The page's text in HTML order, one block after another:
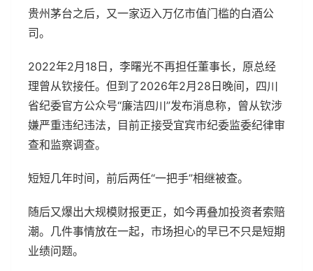
贵州茅台之后，又一家迈入万亿市值门槛的白酒公
司。
2022年2月18日，李曙光不再担任董事长，原总经
理曾从钦接任。但到了2026年2月28日晚间，四川
省纪委官方公众号“廉洁四川”发布消息称，曾从钦涉
嫌严重违纪违法，目前正接受宜宾市纪委监委纪律审
查和监察调查。
短短几年时间，前后两任“一把手”相继被查。
随后又爆出大规模财报更正，如今再叠加投资者索赔
潮。几件事情放在一起，市场担心的早已不只是短期
业绩问题。